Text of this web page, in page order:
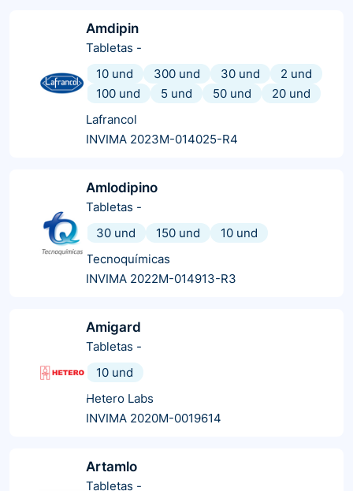
Amdipin
Tabletas -
10 und
300 und 30 und
2 und
100 und
5 und 50 und
20 und
Lafrancol
INVIMA 2023M-014025-R4
Amlodipino
Tabletas -
30 und
150 und
10 und
Tecnoquímicas
INVIMA 2022M-014913-R3
Amigard
Tabletas -
10 und
Hetero Labs
INVIMA 2020M-0019614
Artamlo
Tabletas -